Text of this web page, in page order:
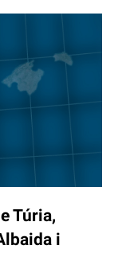
Túria,
i